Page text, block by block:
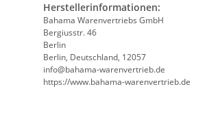
Herstellerinformationen:
Bahama Warenvertriebs GmbH
Bergiusstr. 46
Berlin
Berlin, Deutschland, 12057
ed.beirtrevneraw-amahab@ofni
https://www.bahama-warenvertrieb.de